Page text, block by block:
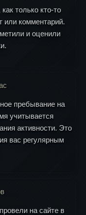
только кто-то
или комментарий.
и оценили
пребывание на
учитывается
активности. Это
вас регулярным
на сайте в